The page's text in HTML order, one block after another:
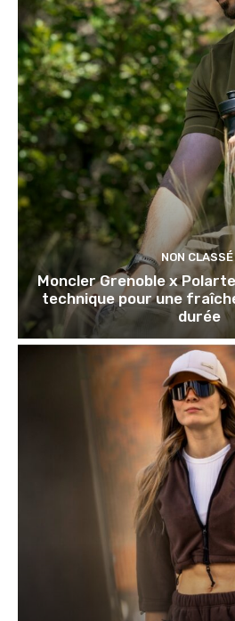
NON CLASSÉ
Moncler Grenoble x
technique pour une
durée